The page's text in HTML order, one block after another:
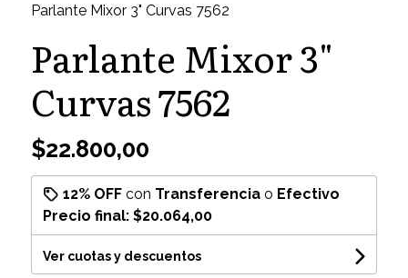
Parlante Mixor 3" Curvas 7562
Parlante Mixor 3"
Curvas 7562
$22.800,00
12% OFFcon Transferenciao Efectivo
Precio final: $20.064,00
Ver cuotas y descuentos